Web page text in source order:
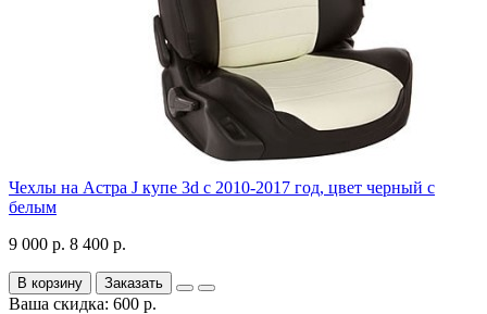
Чехлы на Астра J купе 3d с 2010-2017 год, цвет черный с
белым
9 000 р. 8 400 р.
В корзину Заказать
Ваша скидка: 600 р.